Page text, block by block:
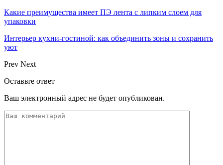
Какие преимущества имеет ПЭ лента с липким слоем для
упаковки
Интерьер кухни-гостиной: как объединить зоны и сохранить
уют
Prev Next
Оставьте ответ
Ваш электронный адрес не будет опубликован.